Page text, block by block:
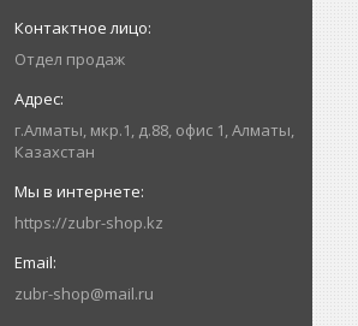
Отдел продаж
г.Алматы, мкр.1, д.88, офис 1, Алматы,
Казахстан
https://zubr-shop.kz
zubr-shop@mail.ru